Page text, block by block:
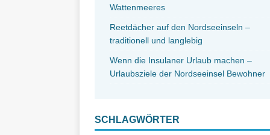
Wattenmeeres
Reetdächer auf den Nordseeinseln –
traditionell und langlebig
Wenn die Insulaner Urlaub machen –
Urlaubsziele der Nordseeinsel Bewohner
SCHLAGWÖRTER